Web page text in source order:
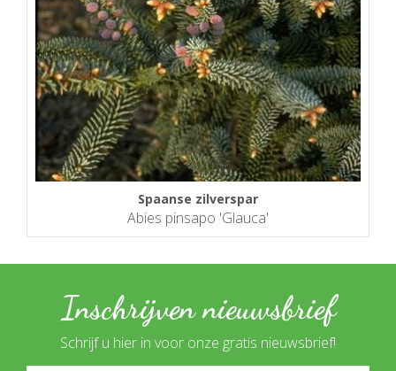
Spaanse zilverspar
Abies pinsapo 'Glauca'
Inschrijven nieuwsbrief
Schrijf u hier in voor onze gratis nieuwsbrief!